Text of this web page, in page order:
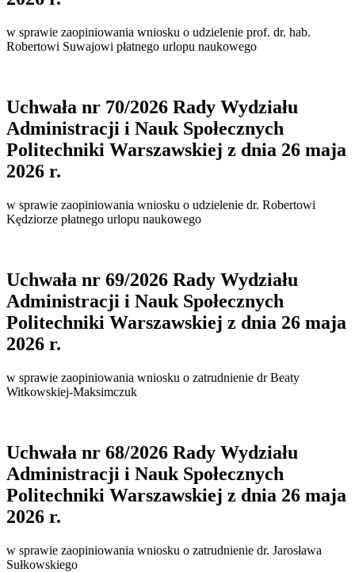
w sprawie zaopiniowania wniosku o udzielenie prof. dr. hab.
Robertowi Suwajowi płatnego urlopu naukowego
Uchwała nr 70/2026 Rady Wydziału
Administracji i Nauk Społecznych
Politechniki Warszawskiej z dnia 26 maja
2026 r.
w sprawie zaopiniowania wniosku o udzielenie dr. Robertowi
Kędziorze płatnego urlopu naukowego
Uchwała nr 69/2026 Rady Wydziału
Administracji i Nauk Społecznych
Politechniki Warszawskiej z dnia 26 maja
2026 r.
w sprawie zaopiniowania wniosku o zatrudnienie dr Beaty
Witkowskiej-Maksimczuk
Uchwała nr 68/2026 Rady Wydziału
Administracji i Nauk Społecznych
Politechniki Warszawskiej z dnia 26 maja
2026 r.
w sprawie zaopiniowania wniosku o zatrudnienie dr. Jarosława
Sułkowskiego